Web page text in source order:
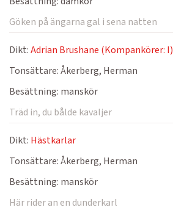
Göken på ängarna gal i sena natten
Dikt:Adrian Brushane (Kompankörer: I)
Tonsättare:Åkerberg, Herman
Besättning: manskör
Träd in, du bålde kavaljer
Dikt: Hästkarlar
Tonsättare:Åkerberg, Herman
Besättning: manskör
Här rider an en dunderkarl